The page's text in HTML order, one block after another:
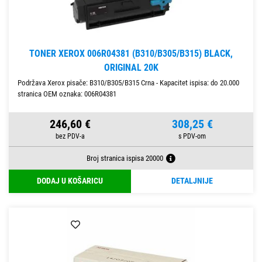
TONER XEROX 006R04381 (B310/B305/B315) BLACK,
ORIGINAL 20K
Podržava Xerox pisače: B310/B305/B315 Crna - Kapacitet ispisa: do 20.000
stranica OEM oznaka: 006R04381
246,60 € 308,25 €
Broj stranica ispisa 20000
DODAJ U KOŠARICU DETALJNIJE